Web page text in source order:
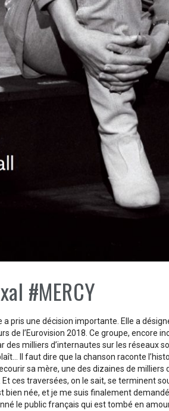
#MERCY
a pris une décision importante. Elle a
de l’Eurovision 2018. Ce groupe, encore
des milliers d’internautes sur les réseaux
Il faut dire que la chanson raconte
sa mère, une des dizaines de
Et ces traversées, on le sait, se terminent
née, et je me suis finalement
le public français qui est tombé en